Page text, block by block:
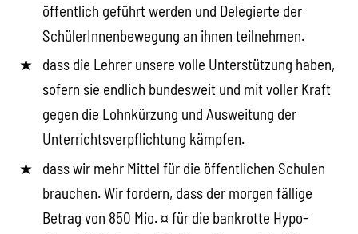
öffentlich geführt werden und Delegierte der
SchülerInnenbewegung an ihnen teilnehmen.
dass die Lehrer unsere volle Unterstützung haben,
sofern sie endlich bundesweit und mit voller Kraft
gegen die Lohnkürzung und Ausweitung der
Unterrichtsverpflichtung kämpfen.
dass wir mehr Mittel für die öffentlichen Schulen
brauchen. Wir fordern, dass der morgen fällige
Betrag von 850 Mio. ¤ für die bankrotte Hypo-